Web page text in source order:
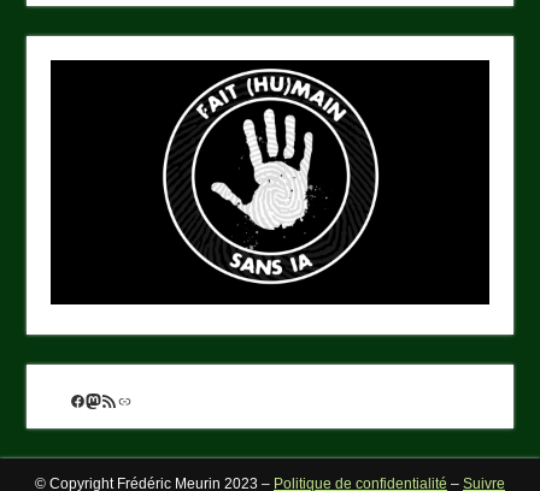
Facebook
Mastodon
Flux RSS
Lien
© Copyright Frédéric Meurin 2023 – Politique de confidentialité – Suivre